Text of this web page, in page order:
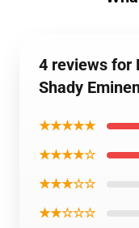
4 reviews for
Shady
★★★★★
★★★★☆
★★★☆☆
★★☆☆☆